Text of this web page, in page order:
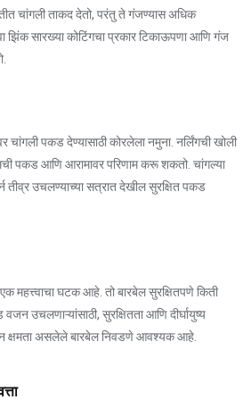
चांगली ताकद देतो, परंतु ते गंजण्यास अधिक
सारख्या कोटिंगचा प्रकार टिकाऊपणा आणि गंज
चांगली पकड देण्यासाठी कोरलेला नमुना. नर्लिंगची खोली
पकड आणि आरामावर परिणाम करू शकतो. चांगल्या
तीव्र उचलण्याच्या सत्रात देखील सुरक्षित पकड
महत्त्वाचा घटक आहे. तो बारबेल सुरक्षितपणे किती
उचलणाऱ्यांसाठी, सुरक्षितता आणि दीर्घायुष्य
क्षमता असलेले बारबेल निवडणे आवश्यक आहे.